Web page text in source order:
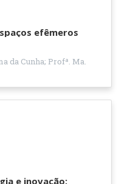
efêmeros
da Cunha; Profª. Ma.
e inovação: